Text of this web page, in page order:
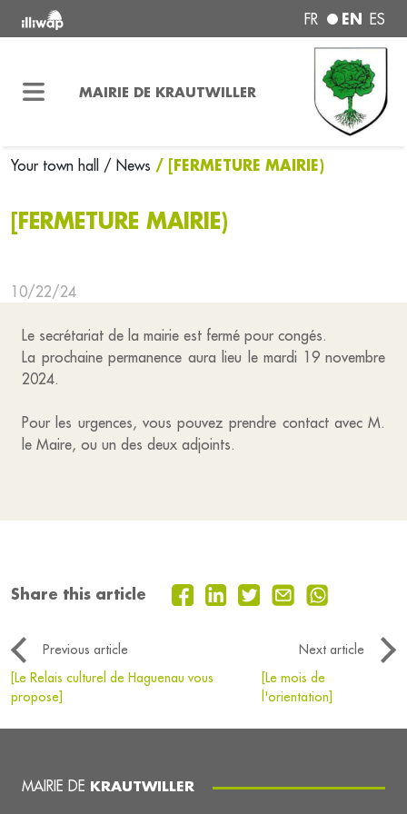
FR EN ES
MAIRIE DE KRAUTWILLER
Your town hall / News / [FERMETURE MAIRIE)
[FERMETURE MAIRIE)
10/22/24
Le secrétariat de la mairie est fermé pour congés.
La prochaine permanence aura lieu le mardi 19 novembre
2024.
Pour les urgences, vous pouvez prendre contact avec M.
le Maire, ou un des deux adjoints.
Share this article
Previous article
Next article
[Le Relais culturel de Haguenau vous
propose]
[Le mois de
l'orientation]
MAIRIE DE KRAUTWILLER